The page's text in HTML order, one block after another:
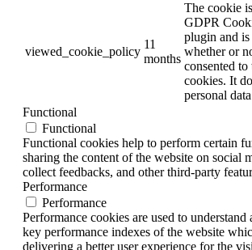
viewed_cookie_policy
11
months
The cookie
GDPR
plugin and is
whether or
consented to
cookies. It
personal
Functional
Functional
Functional cookies help to perform certain
sharing the content of the website on social
collect feedbacks, and other third-party
Performance
Performance
Performance cookies are used to understand
key performance indexes of the website
delivering a better user experience for the